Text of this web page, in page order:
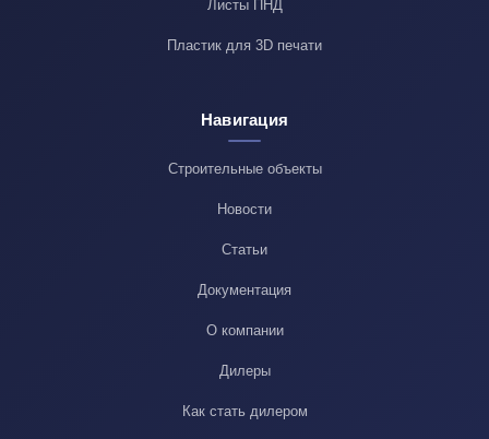
Листы ПНД
Пластик для 3D печати
Навигация
Строительные объекты
Новости
Статьи
Документация
О компании
Дилеры
Как стать дилером